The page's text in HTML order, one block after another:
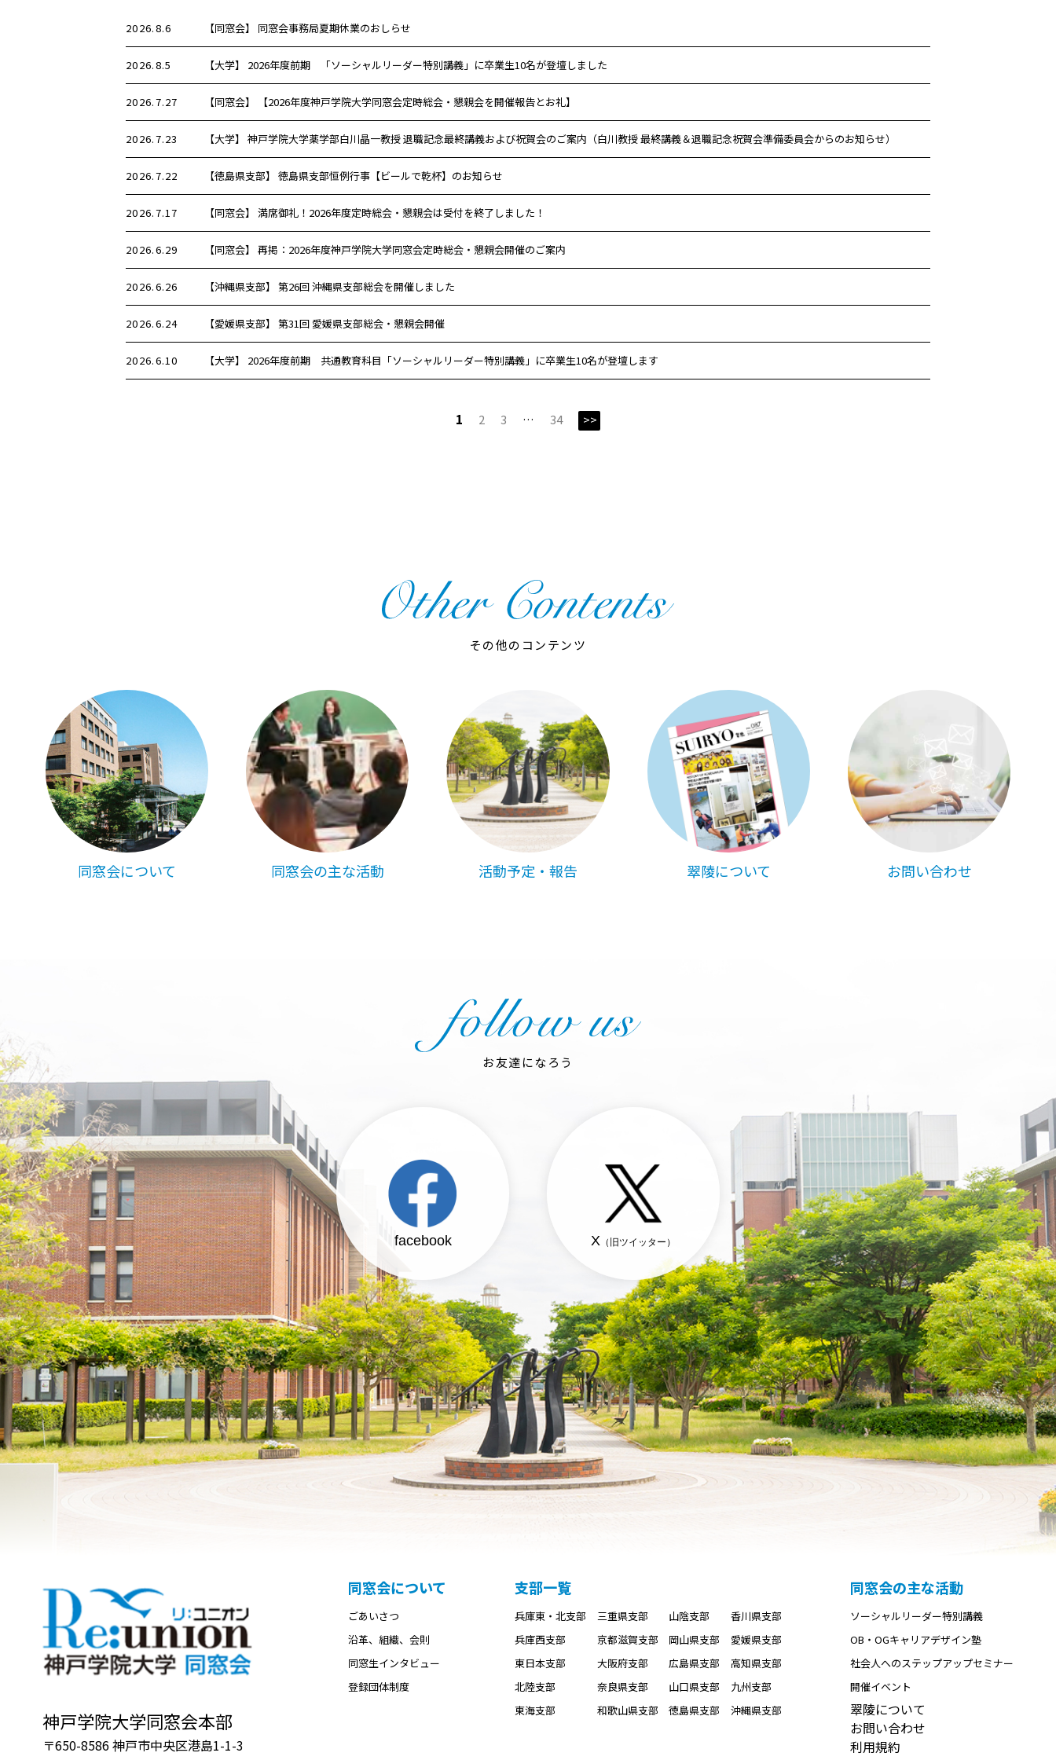
2026.8.6 【同窓会】 同窓会事務局夏期休業のおしらせ
2026.8.5 【大学】 2026年度前期 「ソーシャルリーダー特別講義」に卒業生10名が登壇しました
2026.7.27 【同窓会】 【2026年度神戸学院大学同窓会定時総会・懇親会を開催報告とお礼】
2026.7.23 【大学】 神戸学院大学薬学部白川晶一教授 退職記念最終講義および祝賀会のご案内（白川教授 最終講義＆退職記念祝賀会準備委員会からのお知らせ）
2026.7.22 【徳島県支部】 徳島県支部恒例行事【ビールで乾杯】のお知らせ
2026.7.17 【同窓会】 満席御礼！2026年度定時総会・懇親会は受付を終了しました！
2026.6.29 【同窓会】 再掲：2026年度神戸学院大学同窓会定時総会・懇親会開催のご案内
2026.6.26 【沖縄県支部】 第26回 沖縄県支部総会を開催しました
2026.6.24 【愛媛県支部】 第31回 愛媛県支部総会・懇親会開催
2026.6.10 【大学】 2026年度前期 共通教育科目「ソーシャルリーダー特別講義」に卒業生10名が登壇します
1 2 3 … 34 >>
その他のコンテンツ
同窓会について 同窓会の主な活動 活動予定・報告 翠陵について お問い合わせ
お友達になろう
facebook X （旧ツイッター）
神戸学院大学同窓会本部
〒650-8586 神戸市中央区港島1-1-3
同窓会について
ごあいさつ
沿革、組織、会則
同窓生インタビュー
登録団体制度
支部一覧
兵庫東・北支部
兵庫西支部
東日本支部
北陸支部
東海支部
三重県支部
京都滋賀支部
大阪府支部
奈良県支部
和歌山県支部
山陰支部
岡山県支部
広島県支部
山口県支部
徳島県支部
香川県支部
愛媛県支部
高知県支部
九州支部
沖縄県支部
同窓会の主な活動
ソーシャルリーダー特別講義
OB・OGキャリアデザイン塾
社会人へのステップアップセミナー
開催イベント
翠陵について
お問い合わせ
利用規約